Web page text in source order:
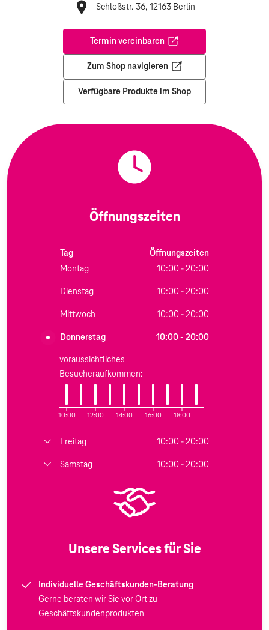
Schloßstr. 36, 12163 Berlin
Termin vereinbaren
Öffnet in einem neuen Tab
Zum Shop navigieren
Öffnet in einem neuen Tab
Verfügbare Produkte im Shop
Öffnungszeiten
Tag
Öffnungszeiten
Montag
10:00 - 20:00
Dienstag 10:00 - 20:00
Mittwoch 10:00 - 20:00
Donnerstag 10:00 - 20:00
voraussichtliches
Besucheraufkommen:
10:00 12:00 14:00 16:00 18:00
Freitag 10:00 - 20:00
Samstag 10:00 - 20:00
Unsere Services für Sie
Individuelle Geschäftskunden-Beratung
Gerne beraten wir Sie vor Ort zu
Geschäftskundenprodukten